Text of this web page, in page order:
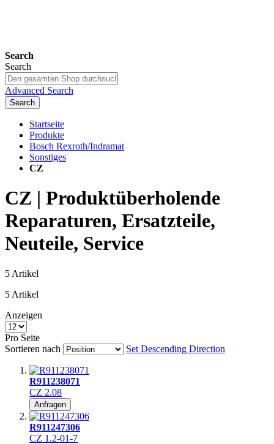
Search
Search
Advanced Search
Search
Startseite
Produkte
Bosch Rexroth/Indramat
Sonstiges
CZ
CZ | Produktüberholende
Reparaturen, Ersatzteile,
Neuteile, Service
5 Artikel
5 Artikel
Anzeigen
Pro Seite
Sortieren nach
Set Descending Direction
R911238071
CZ 2.08
Anfragen
R911247306
CZ 1.2-01-7